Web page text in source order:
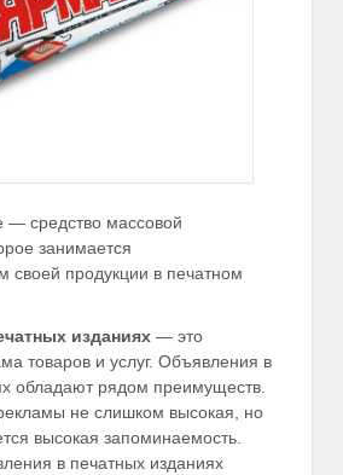
— средство массовой
занимается
своей продукции в печатном
изданиях — это
товаров и услуг. Объявления в
обладают рядом преимуществ.
не слишком высокая, но
высокая запоминаемость.
в печатных изданиях